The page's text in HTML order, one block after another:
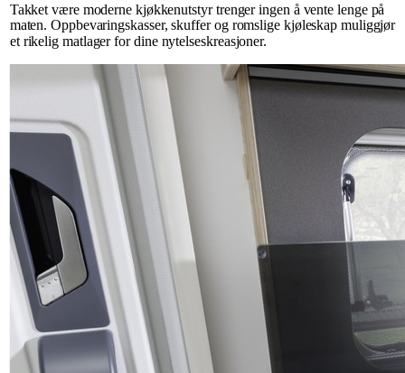
Takket være moderne kjøkkenutstyr trenger ingen å vente lenge på
maten. Oppbevaringskasser, skuffer og romslige kjøleskap muliggjør
et rikelig matlager for dine nytelseskreasjoner.